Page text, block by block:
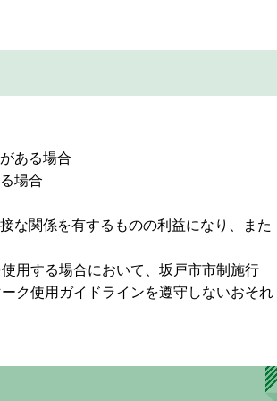
ある場合
場合
な関係を有するものの利益になり、また
用する場合において、坂戸市市制施行
ク使用ガイドラインを遵守しないおそれ